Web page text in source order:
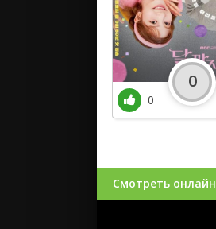
0
0
Смотреть онлайн